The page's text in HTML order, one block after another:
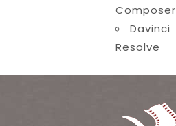
Composer
Davinci
Resolve